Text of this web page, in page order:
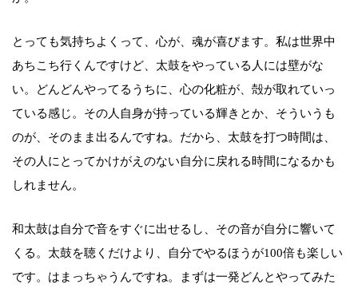
とっても気持ちよくって、心が、魂が喜びます。私は世界中
あちこち行くんですけど、太鼓をやっている人には壁がな
い。どんどんやってるうちに、心の化粧が、殻が取れていっ
ている感じ。その人自身が持っている輝きとか、そういうも
のが、そのまま出るんですね。だから、太鼓を打つ時間は、
その人にとってかけがえのない自分に戻れる時間になるかも
しれません。
和太鼓は自分で音をすぐに出せるし、その音が自分に響いて
くる。太鼓を聴くだけより、自分でやるほうが100倍も楽しい
です。はまっちゃうんですね。まずは一発どんとやってみた